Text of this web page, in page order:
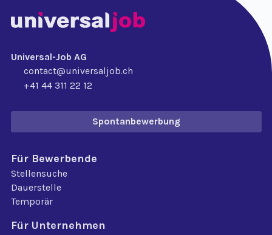
Universal-Job AG
contact@universaljob.ch
+41 44 311 22 12
Spontanbewerbung
Für Bewerbende
Stellensuche
Dauerstelle
Temporär
Für Unternehmen